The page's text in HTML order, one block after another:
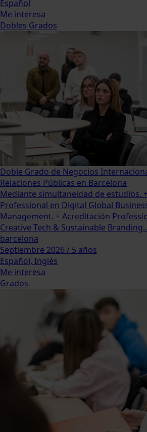
Español
Me interesa
Dobles Grados
Doble Grado de Negocios
Relaciones Públicas en Barcelona
Mediante simultaneidad de estudios.
Professional en Digital Global
Management. + Acreditación
Creative Tech & Sustainable
barcelona
Septiembre 2026 / 5 años
Español, Inglés
Me interesa
Grados